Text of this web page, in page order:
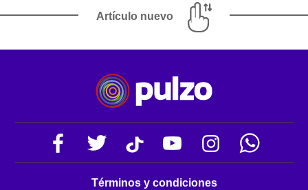
Artículo nuevo
Términos y condiciones